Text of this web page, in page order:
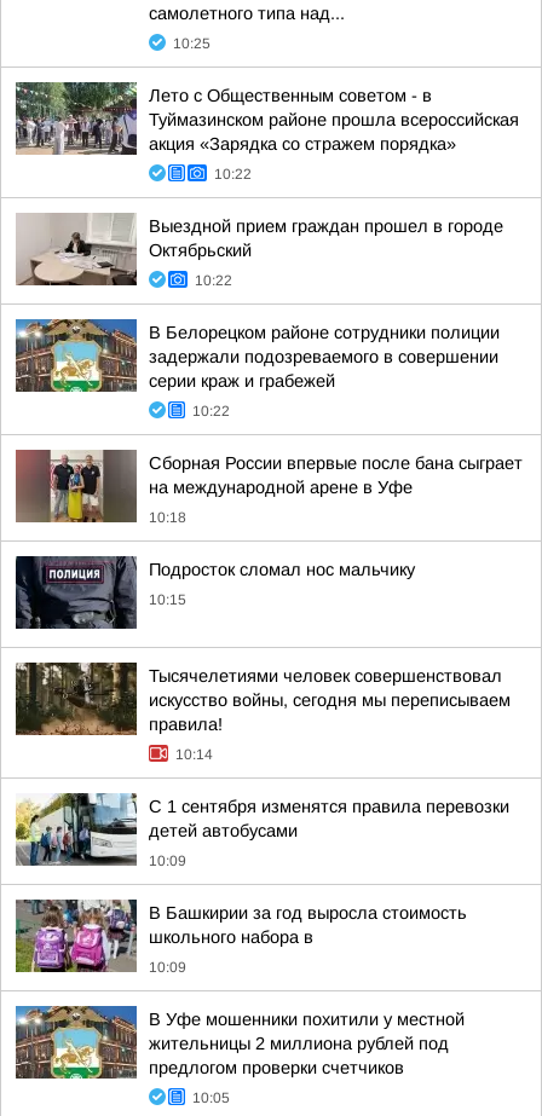
самолетного типа над...
10:25
Лето с Общественным советом - в
Туймазинском районе прошла всероссийская
акция «Зарядка со стражем порядка»
10:22
Выездной прием граждан прошел в городе
Октябрьский
10:22
В Белорецком районе сотрудники полиции
задержали подозреваемого в совершении
серии краж и грабежей
10:22
Сборная России впервые после бана сыграет
на международной арене в Уфе
10:18
Подросток сломал нос мальчику
10:15
Тысячелетиями человек совершенствовал
искусство войны, сегодня мы переписываем
правила!
10:14
С 1 сентября изменятся правила перевозки
детей автобусами
10:09
В Башкирии за год выросла стоимость
школьного набора в
10:09
В Уфе мошенники похитили у местной
жительницы 2 миллиона рублей под
предлогом проверки счетчиков
10:05